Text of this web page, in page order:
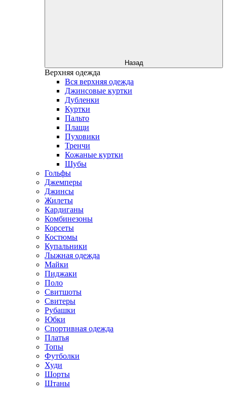
Назад
Верхняя одежда
Вся верхняя одежда
Джинсовые куртки
Дубленки
Куртки
Пальто
Плащи
Пуховики
Тренчи
Кожаные куртки
Шубы
Гольфы
Джемперы
Джинсы
Жилеты
Кардиганы
Комбинезоны
Корсеты
Костюмы
Купальники
Лыжная одежда
Майки
Пиджаки
Поло
Свитшоты
Свитеры
Рубашки
Юбки
Спортивная одежда
Платья
Топы
Футболки
Худи
Шорты
Штаны